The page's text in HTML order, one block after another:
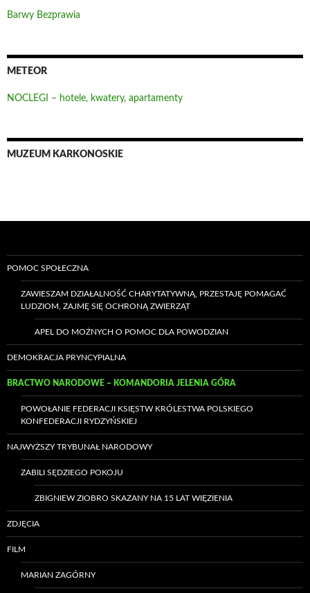
Barwy Bezprawia
METEOR
NOCLEGI – hotele, kwatery, apartamenty
MUZEUM KARKONOSKIE
POMOC SPOŁECZNA
ZAWIESZAM DZIAŁALNOŚĆ CHARYTATYWNĄ, PRZESTAJĘ POMAGAĆ
LUDZIOM, ZAJMĘ SIĘ OCHRONĄ ZWIERZĄT
APEL DO MOŻNYCH O POMOC DLA POWODZIAN
DEMOKRACJA PRYNCYPIALNA
BRACTWO NARODOWE – KOMANDORIA JELENIA GÓRA
POWOŁANIE FEDERACJI KSIĘSTW KRÓLESTWA POLSKIEGO
KONFEDERACJI RYDZYŃSKIEJ
NAJWYŻSZY TRYBUNAŁ NARODOWY
ZABILI SĘDZIEGO POKOJU
ZBIGNIEW ZIOBRO SKAZANY NA 15 LAT WIĘZIENIA
ZDJĘCIA
FILM
MARIAN ZAGÓRNY